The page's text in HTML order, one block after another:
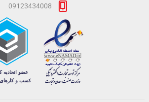
09123434008